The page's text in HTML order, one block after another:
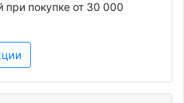
при покупке от 30 000